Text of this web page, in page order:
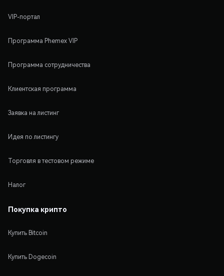
VIP-портал
Программа Phemex VIP
Программа сотрудничества
Клиентская программа
Заявка на листинг
Идея по листингу
Торговля в тестовом режиме
Налог
Покупка крипто
Купить Bitcoin
Купить Dogecoin